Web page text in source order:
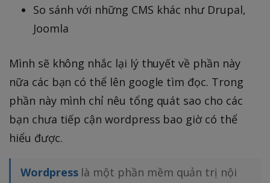
So sánh với những CMS khác như Drupal,
Joomla
Mình sẽ không nhắc lại lý thuyết về phần này
nữa các bạn có thể lên google tìm đọc. Trong
phần này mình chỉ nêu tổng quát sao cho các
bạn chưa tiếp cận wordpress bao giờ có thể
hiểu được.
Wordpresslà một phần mềm quản trị nội